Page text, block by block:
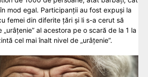
mod egal. Participanții au fost expuși la
femei din diferite țări și li s-a cerut să
al acestora pe o scară de la 1 la
cel mai înalt nivel de „urâțenie”.